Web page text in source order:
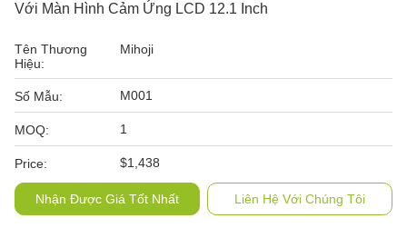
Với Màn Hình Cảm Ứng LCD 12.1 Inch
Tên Thương
Hiệu:
Mihoji
Số Mẫu: M001
MOQ: 1
Price: $1,438
Nhận Được Giá Tốt Nhất Liên Hệ Với Chúng Tôi